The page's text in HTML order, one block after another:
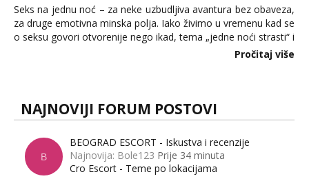
Seks na jednu noć – za neke uzbudljiva avantura bez obaveza,
za druge emotivna minska polja. Iako živimo u vremenu kad se
o seksu govori otvorenije nego ikad, tema „jedne noći strasti“ i
dalje izaziva burne rasprave. Što zapravo misle žene, a što
Pročitaj više
NAJNOVIJI FORUM POSTOVI
B
BEOGRAD ESCORT - Iskustva i recenzije
Najnovija: Bole123 Prije 34 minuta
Cro Escort - Teme po lokacijama